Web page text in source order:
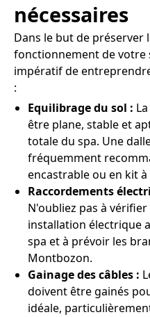
nécessaires
Dans le but de préserver
fonctionnement de votre
impératif de
:
Equilibrage du sol :
être plane, stable et
totale du spa. Une
fréquemment
encastrable ou en kit
Raccordements
N'oubliez pas à
installation électrique
spa et à prévoir les
Montbozon.
Gainage des câbles :
doivent être gainés
idéale,